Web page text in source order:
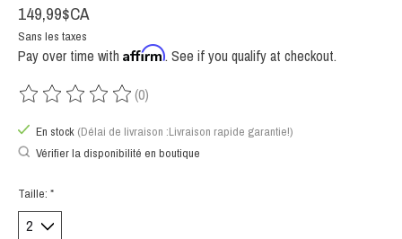
149,99$CA
Sans les taxes
Pay over time with Affirm. See if you qualify at checkout.
Ce produit est évalué à
(0)
En stock (Délai de livraison :Livraison rapide garantie!)
Vérifier la disponibilité en boutique
Taille: *